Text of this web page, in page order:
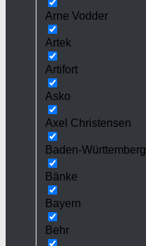
Arne Vodder
Artek
Artifort
Asko
Axel Christensen
Baden-Württemberg
Bänke
Bayern
Behr